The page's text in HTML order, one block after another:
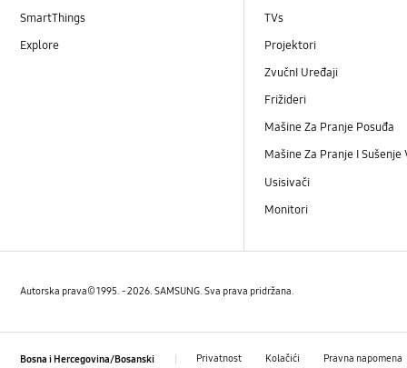
SmartThings
Explore
TVs
Projektori
ZvučnI Uređaji
Frižideri
Mašine Za Pranje Posuđa
Mašine Za Pranje I Sušenje
Usisivači
Monitori
Autorska prava© 1995. - 2026. SAMSUNG. Sva prava pridržana.
Bosna i Hercegovina/Bosanski Privatnost Kolačići Pravna napomena